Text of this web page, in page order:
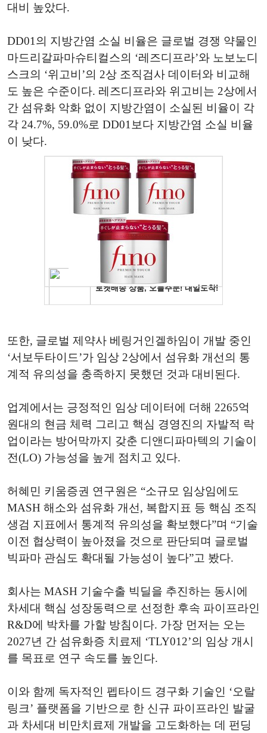
대비 높았다.
DD01의 지방간염 소실 비율은 글로벌 경쟁 약물인
마드리갈파마슈티컬스의 ‘레즈디프라’와 노보노디
스크의 ‘위고비’의 2상 조직검사 데이터와 비교해
도 높은 수준이다. 레즈디프라와 위고비는 2상에서
간 섬유화 악화 없이 지방간염이 소실된 비율이 각
각 24.7%, 59.0%로 DD01보다 지방간염 소실 비율
이 낮다.
또한, 글로벌 제약사 베링거인겔하임이 개발 중인
‘서보두타이드’가 임상 2상에서 섬유화 개선의 통
계적 유의성을 충족하지 못했던 것과 대비된다.
업계에서는 긍정적인 임상 데이터에 더해 2265억
원대의 현금 체력 그리고 핵심 경영진의 자발적 락
업이라는 방어막까지 갖춘 디앤디파마텍의 기술이
전(LO) 가능성을 높게 점치고 있다.
허혜민 키움증권 연구원은 “소규모 임상임에도
MASH 해소와 섬유화 개선, 복합지표 등 핵심 조직
생검 지표에서 통계적 유의성을 확보했다”며 “기술
이전 협상력이 높아졌을 것으로 판단되며 글로벌
빅파마 관심도 확대될 가능성이 높다”고 봤다.
회사는 MASH 기술수출 빅딜을 추진하는 동시에
차세대 핵심 성장동력으로 선정한 후속 파이프라인
R&D에 박차를 가할 방침이다. 가장 먼저는 오는
2027년 간 섬유화증 치료제 ‘TLY012’의 임상 개시
를 목표로 연구 속도를 높인다.
이와 함께 독자적인 펩타이드 경구화 기술인 ‘오랄
링크’ 플랫폼을 기반으로 한 신규 파이프라인 발굴
과 차세대 비만치료제 개발을 고도화하는 데 펀딩